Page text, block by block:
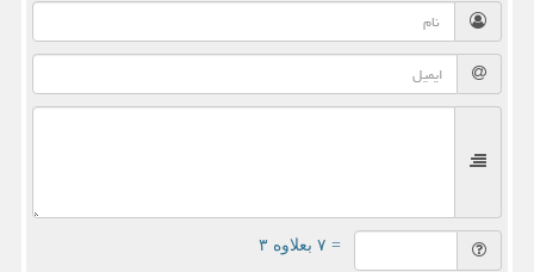
= ۷ بعلاوه ۳